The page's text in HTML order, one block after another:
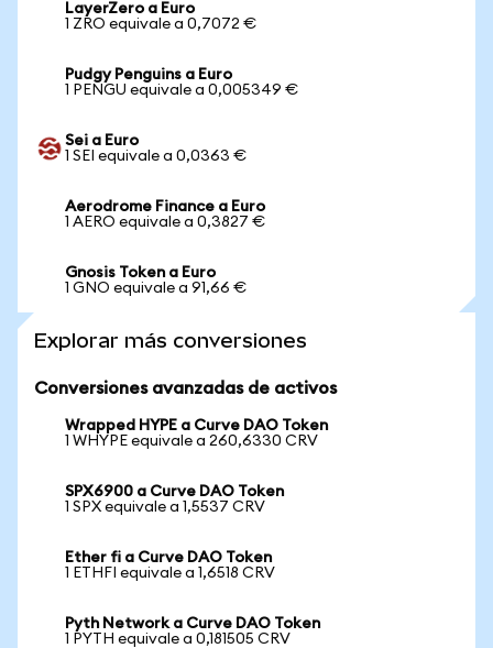
LayerZero a Euro
1 ZRO equivale a 0,7072 €
Pudgy Penguins a Euro
1 PENGU equivale a 0,005349 €
Sei a Euro
1 SEI equivale a 0,0363 €
Aerodrome Finance a Euro
1 AERO equivale a 0,3827 €
Gnosis Token a Euro
1 GNO equivale a 91,66 €
Explorar más conversiones
Conversiones avanzadas de activos
Wrapped HYPE a Curve DAO Token
1 WHYPE equivale a 260,6330 CRV
SPX6900 a Curve DAO Token
1 SPX equivale a 1,5537 CRV
Ether fi a Curve DAO Token
1 ETHFI equivale a 1,6518 CRV
Pyth Network a Curve DAO Token
1 PYTH equivale a 0,181505 CRV